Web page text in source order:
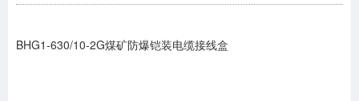
BHG1-630/10-2G煤矿防爆铠装电缆接线盒